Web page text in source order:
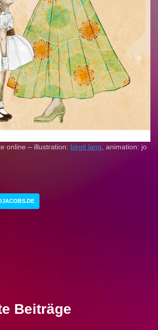
online – illustration: birgit lang , animation: jo
Beiträge